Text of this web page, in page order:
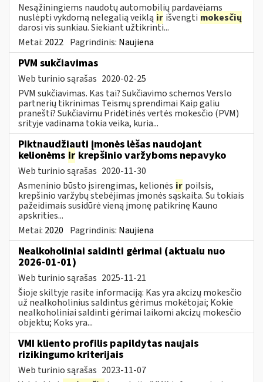
Nesąžiningiems naudotų automobilių pardavėjams
nuslėpti vykdomą nelegalią veiklą ir išvengti mokesčių
darosi vis sunkiau. Siekiant užtikrinti...
Metai: 2022 Pagrindinis: Naujiena
PVM sukčiavimas
Web turinio sąrašas 2020-02-25
PVM sukčiavimas. Kas tai? Sukčiavimo schemos Verslo
partnerių tikrinimas Teismų sprendimai Kaip galiu
pranešti? Sukčiavimu Pridėtinės vertės mokesčio (PVM)
srityje vadinama tokia veika, kuria...
Piktnaudžiauti įmonės lėšas naudojant
kelionėms ir krepšinio varžyboms nepavyko
Web turinio sąrašas 2020-11-30
Asmeninio būsto įsirengimas, kelionės ir poilsis,
krepšinio varžybų stebėjimas įmonės sąskaita. Su tokiais
pažeidimais susidūrė vieną įmonę patikrinę Kauno
apskrities...
Metai: 2020 Pagrindinis: Naujiena
Nealkoholiniai saldinti gėrimai (aktualu nuo
2026-01-01)
Web turinio sąrašas 2025-11-21
Šioje skiltyje rasite informaciją: Kas yra akcizų mokesčio
už nealkoholinius saldintus gėrimus mokėtojai; Kokie
nealkoholiniai saldinti gėrimai laikomi akcizų mokesčio
objektu; Koks yra...
VMI kliento profilis papildytas naujais
rizikingumo kriterijais
Web turinio sąrašas 2023-11-07